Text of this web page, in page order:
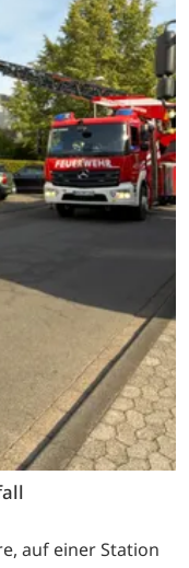
auf einer Station